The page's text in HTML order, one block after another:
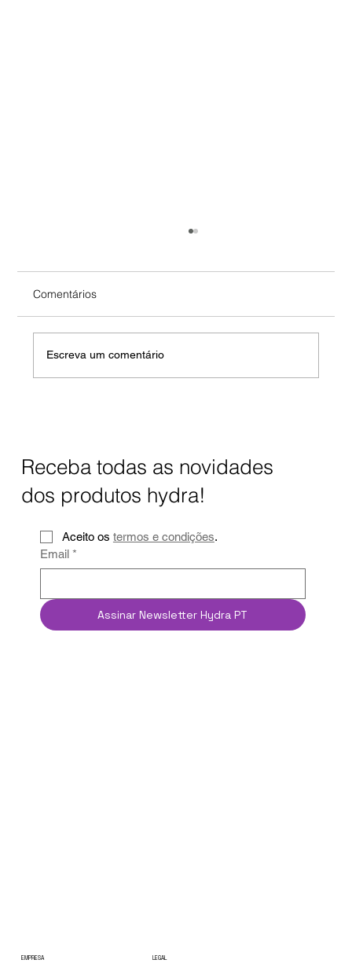
Comentários
Escreva um comentário
Receba todas as novidades
dos produtos hydra!
Aceito os termos e condições.
Email *
Assinar Newsletter Hydra PT
EMPRESA LEGAL